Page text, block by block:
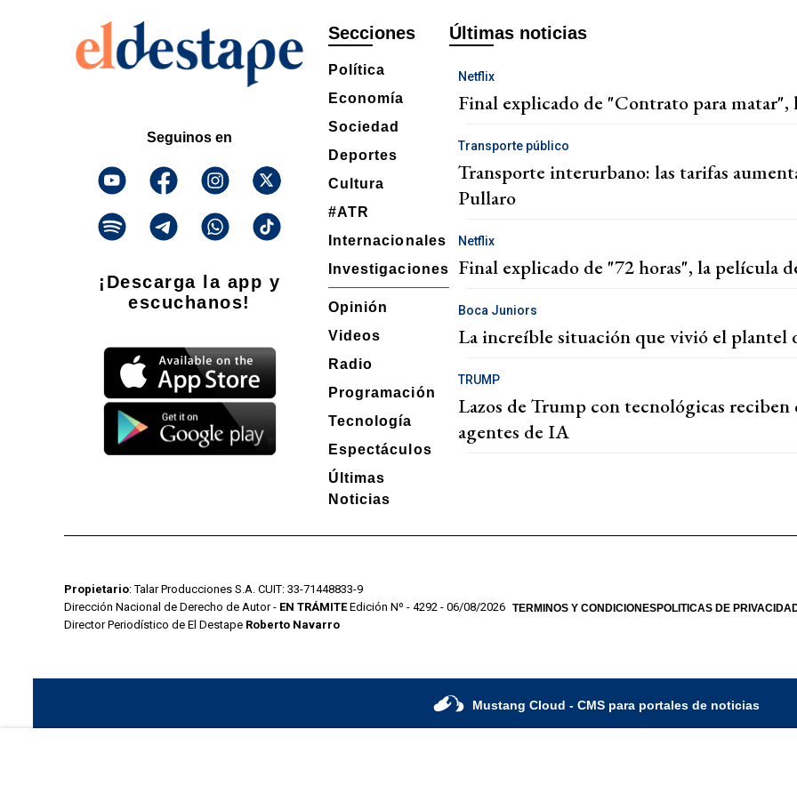
Seguinos en
¡Descarga la app y
escuchanos!
Secciones
Política
Economía
Sociedad
Deportes
Cultura
#ATR
Internacionales
Investigaciones
Opinión
Videos
Radio
Programación
Tecnología
Espectáculos
Últimas
Noticias
Últimas noticias
Netflix
Final explicado de "Contrato para
Transporte público
Transporte interurbano: las tarifas
Pullaro
Netflix
Final explicado de "72 horas", la película
Boca Juniors
La increíble situación que vivió el plantel
TRUMP
Lazos de Trump con tecnológicas
agentes de IA
Propietario: Talar Producciones S.A. CUIT: 33-71448833-9
Dirección Nacional de Derecho de Autor - EN TRÁMITE Edición Nº - 4292 - 06/08/2026
Director Periodístico de El Destape Roberto Navarro
TERMINOS Y CONDICIONESPOLITICAS DE
Mustang Cloud - CMS para portales de noticias